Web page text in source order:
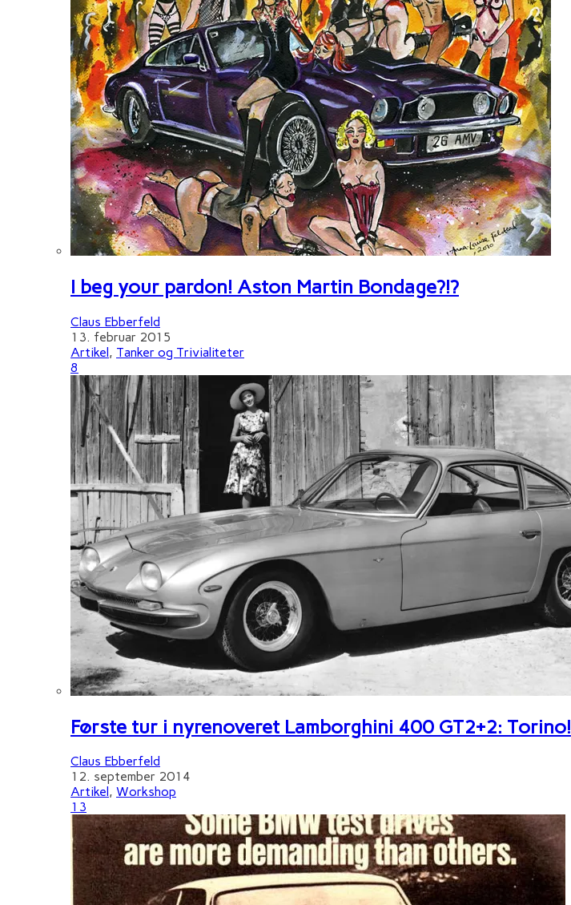
I beg your pardon! Aston Martin Bondage?!?
Claus Ebberfeld
13. februar 2015
Artikel, Tanker og Trivialiteter
8
Første tur i nyrenoveret Lamborghini 400 GT2+2: Torino!
Claus Ebberfeld
12. september 2014
Artikel , Workshop
13